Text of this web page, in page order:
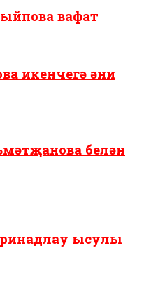
вафат
икенчегә әни
белән
ысулы